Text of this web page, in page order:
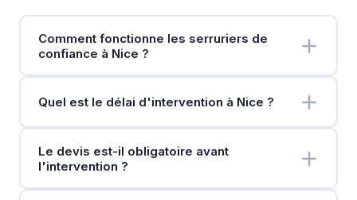
Comment fonctionne les serruriers de
confiance à Nice ?
Quel est le délai d'intervention à Nice ?
Le devis est-il obligatoire avant
l'intervention ?